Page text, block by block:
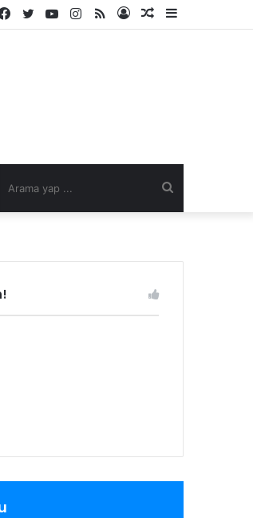
Kenar
Rastgele
Kayıt
RSS
Instagram
YouTube
Twitter
Facebook